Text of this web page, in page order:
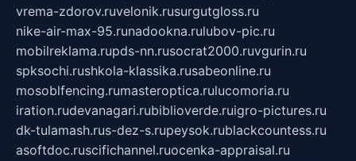
vrema-zdorov.ruvelonik.rusurgutgloss.ru
nike-air-max-95.runadookna.rulubov-pic.ru
mobilreklama.rupds-nn.rusocrat2000.ruvgurin.ru
spksochi.rushkola-klassika.rusabeonline.ru
mosoblfencing.rumasteroptica.rulucomoria.ru
iration.rudevanagari.rubiblioverde.ruigro-pictures.ru
dk-tulamash.rus-dez-s.rupeysok.rublackcountess.ru
asoftdoc.ruscifichannel.ruocenka-appraisal.ru